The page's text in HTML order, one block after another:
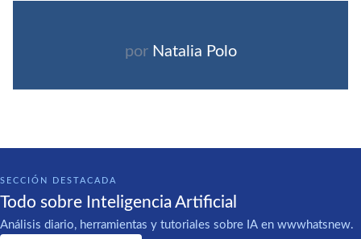
por Natalia Polo
SECCIÓN DESTACADA
Todo sobre Inteligencia Artificial
Análisis diario, herramientas y tutoriales sobre IA en wwwhatsnew.